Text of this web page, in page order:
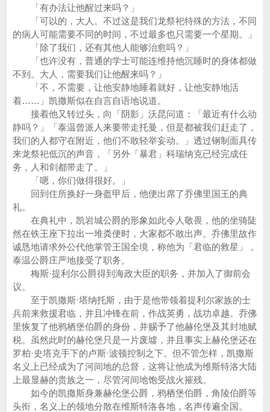
「有办法让他醒过来吗？」
「可以的，大人。不过这是我们龙祭祀特殊的方法，不同
的病人可能需要不同的时间，不过最多也只需要一个星期。」
「除了我们，还有其他人能够治愈吗？」
「也许没有，普通的学士可能连维持他沉睡时的身体都做
不到。大人，需要我们让他醒来吗？」
「不，不需要，让他安静地睡着就好，让他安静地活
着……」凯撒斯似在自言自语地说道。
接着他又转过头，向「阴影」沃昆问道：「最近有什么动
静吗？」「泰温曾派人来要带走托曼，但是都被我们赶走了，
我们的人都守在附近，他们不敢轻举妄动。」透过钢制面具传
来龙祭祀低沉的声音，「另外「暴君」科瑞纳克已经完成任
务，人和剑都带走了。」
「嗯，你们做得很好。」
回到住所换好一身盔甲后，他便出席了乔佛里国王的典
礼。
在典礼中，凯岩城公爵的形象如此令人敬畏，他的坐骑陡
然在铁王座下拉出一堆粪便时，大家都不敢出声。乔佛里故作
诚恳地请求外公代他掌管王国全境，称他为「君临的救星」，
泰温公爵庄严地接受了职务。
梅斯·提利尔公爵得到海政大臣的职务，并加入了御前会
议。
至于凯撒斯·塔纳托斯，由于是他带领着提利尔家族的士
兵前来救援君临，并且冲锋在前，作战英勇，战功卓越。乔佛
里恢复了他鸦栖堡伯爵的身份，并赐予了他赫伦堡及其封地赋
税。虽然此时的赫伦堡只是一片废墟，并且事实上赫伦堡还在
罗柏·史塔克手下的卢斯·波顿控制之下。但不管怎样，凯撒斯
名义上已经成为了河间地的总督，这将让他成为维斯特洛大陆
上最显赫的贵族之一，尽管河间地饱受战火摧残。
如今的凯撒斯身兼赫伦堡公爵，鸦栖堡伯爵，角陵伯爵等
头衔，名义上的领地分散在维斯特洛各地，名声传遍全国。